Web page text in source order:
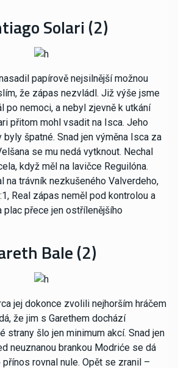
Solari (2)
papírově nejsilnější možnou
že zápas nezvládl. Již výše jsme
po nemoci, a nebyl zjevně k utkání
přitom mohl vsadit na Isca. Jeho
byly špatné. Snad jen výměna Isca za
se mu nedá vytknout. Nechal
když měl na lavičce Reguilóna.
trávník nezkušeného Valverdeho,
Real zápas neměl pod kontrolou a
plac přece jen ostřílenějšího
Bale (2)
jej dokonce zvolili nejhorším hráčem
že jim s Garethem dochází
strany šlo jen minimum akcí. Snad jen
neuznanou brankou Modriće se dá
rovnal nule. Opět se zranil –